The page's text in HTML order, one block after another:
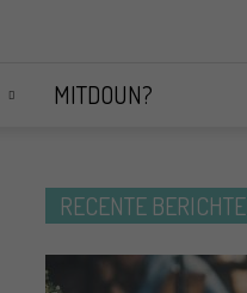
MITDOUN?
RECENTE